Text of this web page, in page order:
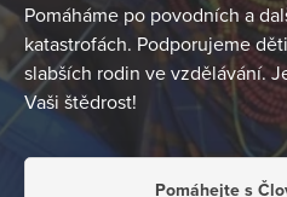
Pomáháme po povodních a
katastrofách. Podporujeme
slabších rodin ve vzdělávání.
Vaši štědrost!
Pomáhejte s